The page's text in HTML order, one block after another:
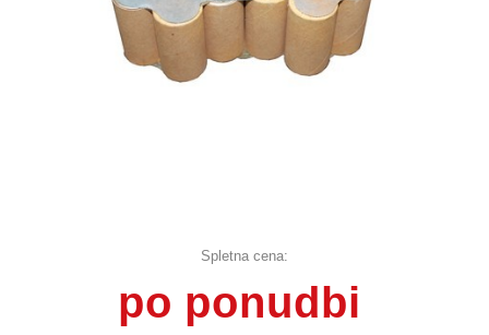
Spletna cena:
po ponudbi